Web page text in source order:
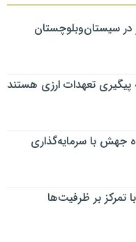
سیستان‌وبلوچستان
تعهدات ارزی هستند
جهش با سرمایه‌گذاری
تمرکز بر ظرفیت‌ها